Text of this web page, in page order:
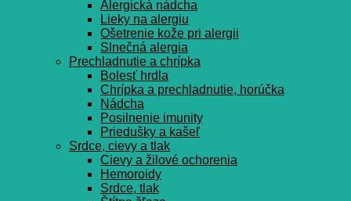
Alergická nádcha
Lieky na alergiu
Ošetrenie kože pri alergii
Slnečná alergia
Prechladnutie a chrípka
Bolesť hrdla
Chrípka a prechladnutie, horúčka
Nádcha
Posilnenie imunity
Priedušky a kašeľ
Srdce, cievy a tlak
Cievy a žilové ochorenia
Hemoroidy
Srdce, tlak